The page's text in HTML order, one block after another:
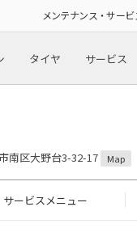
メンテナンス・サー
タイヤ サービス
南区大野台3-32-17 Map
サービスメニュー